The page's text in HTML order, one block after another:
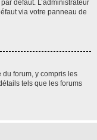
défaut. L’administrateur
via votre panneau de
forum, y compris les
tels que les forums